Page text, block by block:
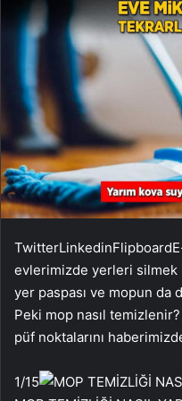
TwitterLinkedinFlipboard
evlerimizde yerleri silmek
yer paspası ve mopun
Peki mop nasıl
püf noktalarını
1/15